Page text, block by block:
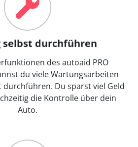
selbst durchführen
des autoaid PRO
du viele Wartungsarbeiten
durchführen. Du sparst viel Geld
die Kontrolle über dein
Auto.